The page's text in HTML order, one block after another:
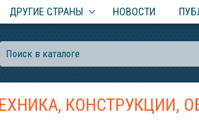
ДРУГИЕ СТРАНЫ НОВОСТИ
КОНСТРУКЦИИ,